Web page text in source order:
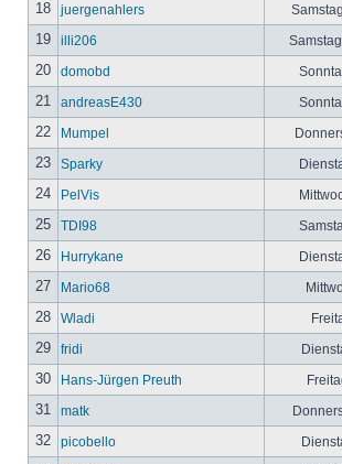
18 juergenahlers
19 illi206
20 domobd
21 andreasE430
22 Mumpel
23 Sparky
24 PelVis
25 TDI98
26 Hurrykane
27 Mario68
28 Wladi
29 fridi
30 Hans-Jürgen Preuth
31 matk
32 picobello